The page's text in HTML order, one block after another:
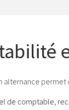
permet
de comptable,